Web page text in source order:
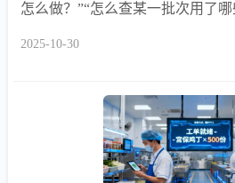
怎么做？”“怎么查某一批次用了
溯，而是被现
2025-10-30